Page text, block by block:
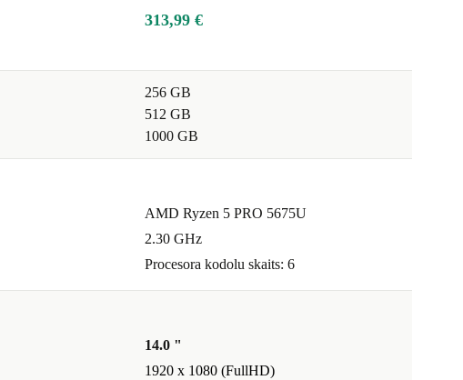
313,99 €
256 GB
512 GB
1000 GB
AMD Ryzen 5 PRO 5675U
2.30 GHz
Procesora kodolu skaits: 6
14.0 "
1920 x 1080 (FullHD)